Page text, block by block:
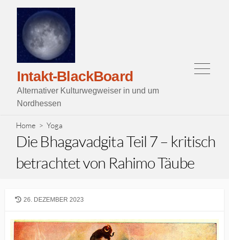
Skip
content
Intakt-BlackBoard
Alternativer Kulturwegweiser in und um
Nordhessen
Home > Yoga
Die Bhagavadgita Teil 7 – kritisch
betrachtet von Rahimo Täube
LAST
DATE
26. DEZEMBER 2023